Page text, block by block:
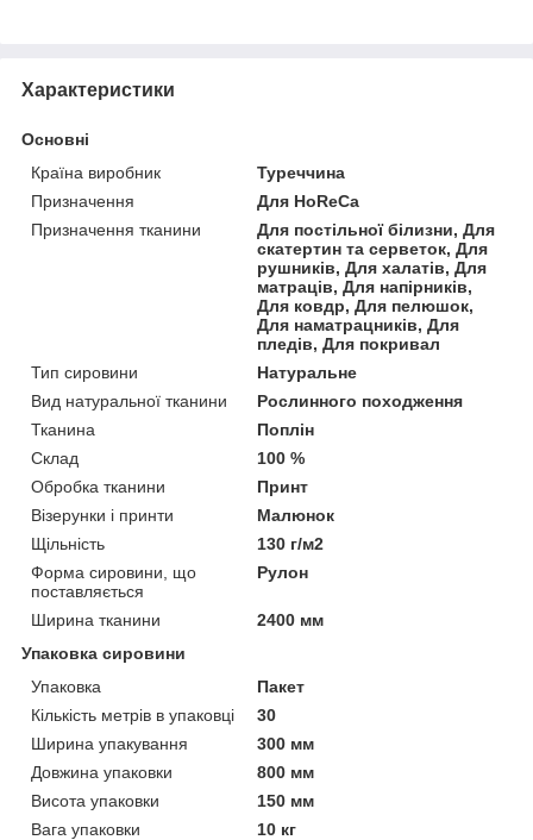
Характеристики
Основні
Країна виробник
Туреччина
Призначення
Для HoReCa
Призначення тканини
Для постільної білизни, Для
скатертин та серветок, Для
рушників, Для халатів, Для
матраців, Для напірників,
Для ковдр, Для пелюшок,
Для наматрацників, Для
пледів, Для покривал
Тип сировини
Натуральне
Вид натуральної тканини
Рослинного походження
Тканина
Поплін
Склад
100 %
Обробка тканини
Принт
Візерунки і принти
Малюнок
Щільність
130 г/м2
Форма сировини, що
поставляється
Рулон
Ширина тканини
2400 мм
Упаковка сировини
Упаковка
Пакет
Кількість метрів в упаковці
30
Ширина упакування
300 мм
Довжина упаковки
800 мм
Висота упаковки
150 мм
Вага упаковки
10 кг